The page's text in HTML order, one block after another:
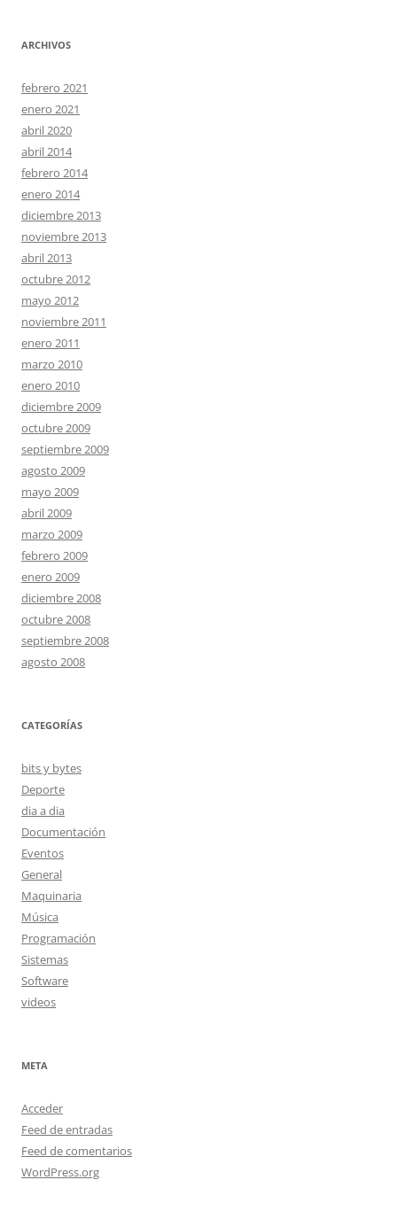
ARCHIVOS
febrero 2021
enero 2021
abril 2020
abril 2014
febrero 2014
enero 2014
diciembre 2013
noviembre 2013
abril 2013
octubre 2012
mayo 2012
noviembre 2011
enero 2011
marzo 2010
enero 2010
diciembre 2009
octubre 2009
septiembre 2009
agosto 2009
mayo 2009
abril 2009
marzo 2009
febrero 2009
enero 2009
diciembre 2008
octubre 2008
septiembre 2008
agosto 2008
CATEGORÍAS
bits y bytes
Deporte
dia a dia
Documentación
Eventos
General
Maquinaria
Música
Programación
Sistemas
Software
videos
META
Acceder
Feed de entradas
Feed de comentarios
WordPress.org